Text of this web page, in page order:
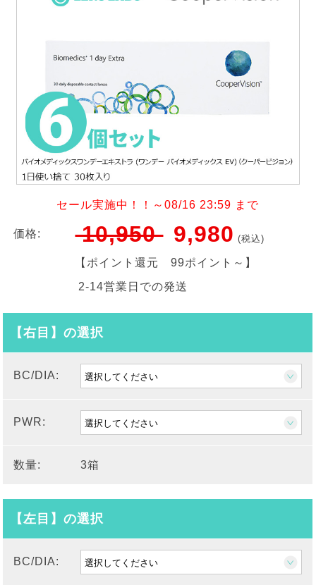
セール実施中！！～08/16 23:59 まで
価格: 10,950 9,980 (税込)
【ポイント還元99ポイント～ 】
2-14営業日での発送
【右目】の選択
BC/DIA:
PWR:
数量: 3箱
【左目】の選択
BC/DIA: